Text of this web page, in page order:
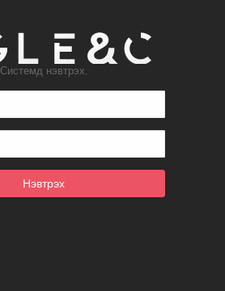
Системд нэвтрэх.
Нэвтрэх